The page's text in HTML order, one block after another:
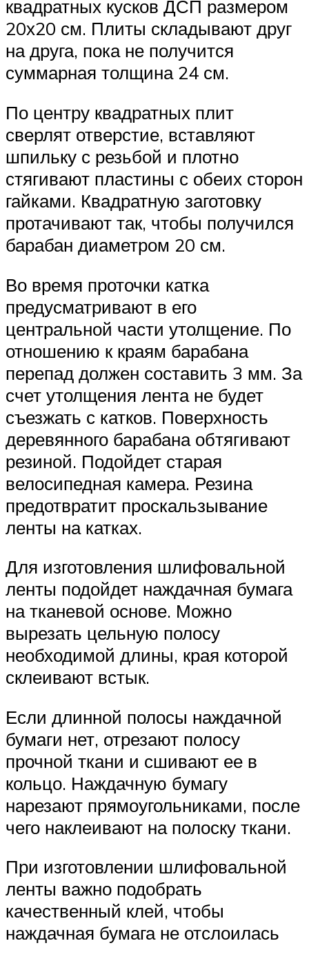
квадратных кусков ДСП размером
20х20 см. Плиты складывают друг
на друга, пока не получится
суммарная толщина 24 см.
По центру квадратных плит
сверлят отверстие, вставляют
шпильку с резьбой и плотно
стягивают пластины с обеих сторон
гайками. Квадратную заготовку
протачивают так, чтобы получился
барабан диаметром 20 см.
Во время проточки катка
предусматривают в его
центральной части утолщение. По
отношению к краям барабана
перепад должен составить 3 мм. За
счет утолщения лента не будет
съезжать с катков. Поверхность
деревянного барабана обтягивают
резиной. Подойдет старая
велосипедная камера. Резина
предотвратит проскальзывание
ленты на катках.
Для изготовления шлифовальной
ленты подойдет наждачная бумага
на тканевой основе. Можно
вырезать цельную полосу
необходимой длины, края которой
склеивают встык.
Если длинной полосы наждачной
бумаги нет, отрезают полосу
прочной ткани и сшивают ее в
кольцо. Наждачную бумагу
нарезают прямоугольниками, после
чего наклеивают на полоску ткани.
При изготовлении шлифовальной
ленты важно подобрать
качественный клей, чтобы
наждачная бумага не отслоилась